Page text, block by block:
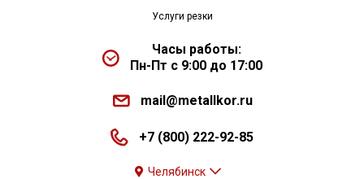
Услуги резки
Часы работы:
Пн-Пт с 9:00 до 17:00
mail@metallkor.ru
+7 (800) 222-92-85
Челябинск